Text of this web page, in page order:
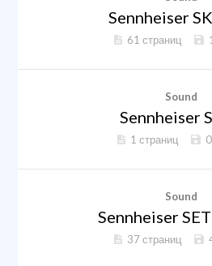
Sennheiser
61 страниц
Sound
Sennheiser
1 страниц
Sound
Sennheiser
37 страниц